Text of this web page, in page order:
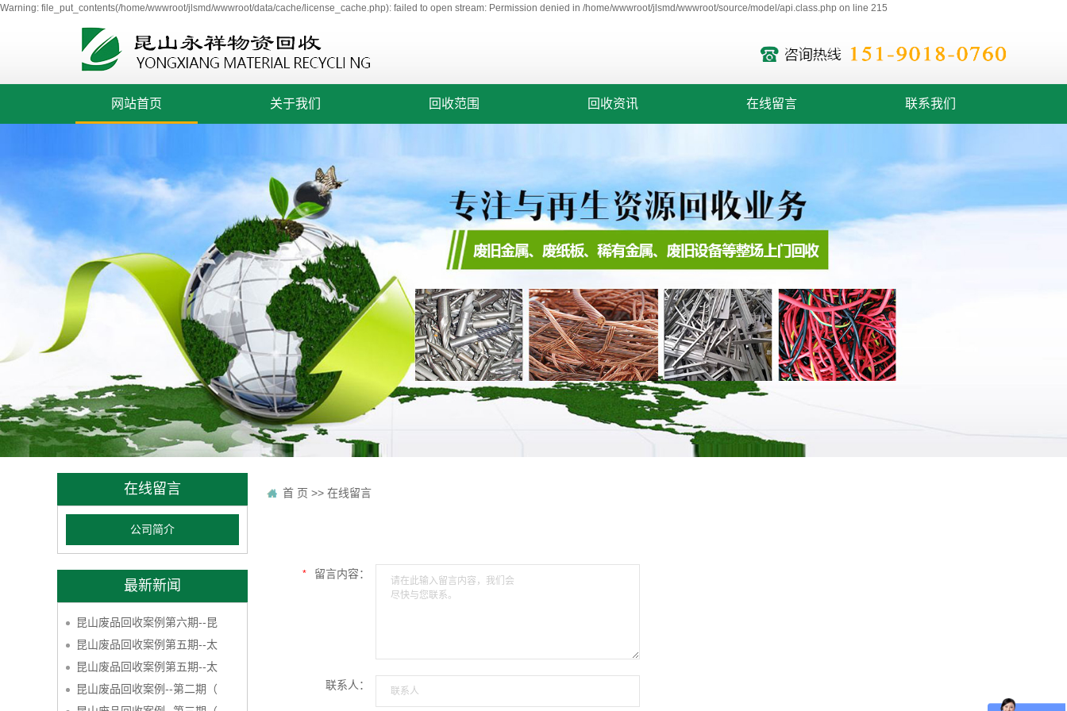
Warning: file_put_contents(/home/wwwroot/jlsmd/wwwroot/data/cache/license_cache.php): failed to open stream: Permission denied in /home/wwwroot/jlsmd/wwwroot/source/model/api.class.php on line 215
网站首页 关于我们 回收范围 回收资讯 在线留言 联系我们
在线留言
公司简介
最新新闻
昆山废品回收案例第六期--昆
昆山废品回收案例第五期--太
昆山废品回收案例第五期--太
昆山废品回收案例--第二期（
首 页 >> 在线留言
留言内容：
请在此输入留言内容，我们会
尽快与您联系。
联系人： 联系人